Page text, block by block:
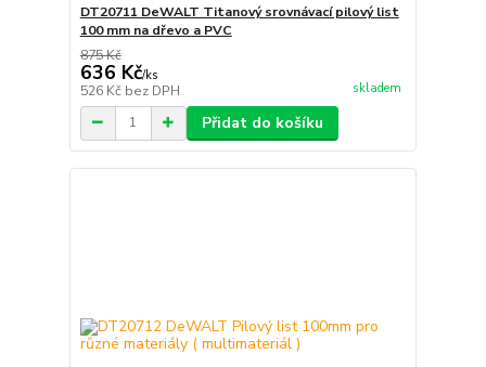
DT20711 DeWALT Titanový srovnávací pilový list
100 mm na dřevo a PVC
875 Kč
636 Kč/ks
526 Kč bez DPH skladem
Přidat do košíku